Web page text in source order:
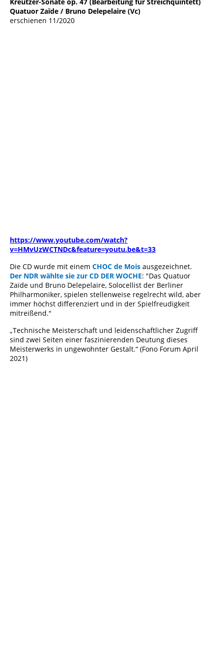
Quatuor Zaïde / Bruno Delepelaire (Vc)
erschienen 11/2020
https://www.youtube.com/watch?
v=HMvUzWCTNDc&feature=youtu.be&t=33
Die CD wurde mit einem CHOC de Mois ausgezeichnet.
Der NDR wählte sie zur CD DER WOCHE: "Das Quatuor
Zaïde und Bruno Delepelaire, Solocellist der Berliner
Philharmoniker, spielen stellenweise regelrecht wild, aber
immer höchst differenziert und in der Spielfreudigkeit
mitreißend."
„Technische Meisterschaft und leidenschaftlicher Zugriff
sind zwei Seiten einer faszinierenden Deutung dieses
Meisterwerks in ungewohnter Gestalt.“ (Fono Forum April
2021)